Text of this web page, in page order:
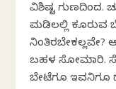
ವಿಶಿಷ್ಟ ಗುಣದಿಂದ.
ಮಡಿಲಲ್ಲಿ ಕೂರುವ
ನಿಂತಿರಬೇಕಲ್ಲವೇ?
ಬಹಳ ಸೋಮಾರಿ.
ಬೇಟೆಗೂ ಇವನಿಗೂ